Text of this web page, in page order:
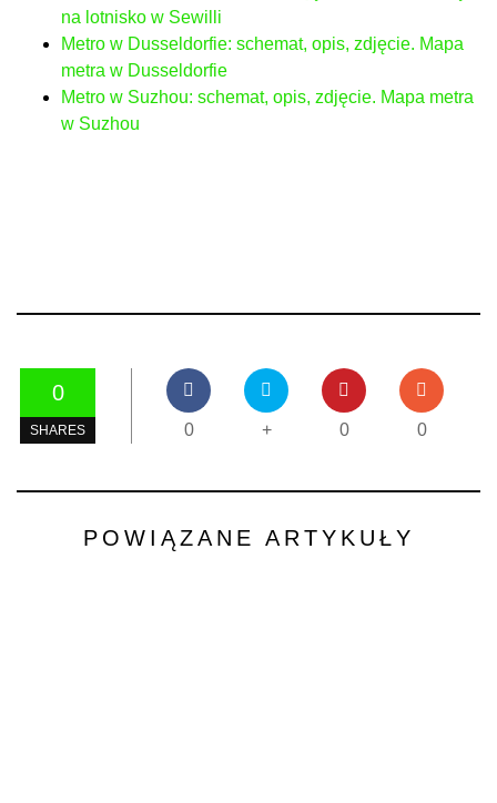
na lotnisko w Sewilli
Metro w Dusseldorfie: schemat, opis, zdjęcie. Mapa
metra w Dusseldorfie
Metro w Suzhou: schemat, opis, zdjęcie. Mapa metra
w Suzhou
0
SHARES 0 + 0 0
POWIĄZANE ARTYKUŁY